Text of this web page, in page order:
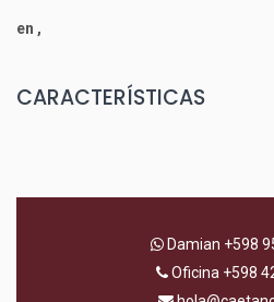
en ,
CARACTERÍSTICAS
Damian +598
Oficina +598